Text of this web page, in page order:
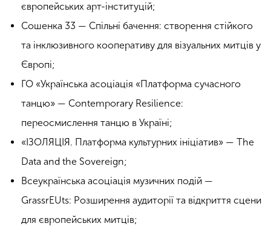
європейських арт-інституцій;
Сошенка 33 — Спільні бачення: створення стійкого
та інклюзивного кооперативу для візуальних митців у
Європі;
ГО «Українська асоціація «Платформа сучасного
танцю» — Contemporary Resilience:
переосмислення танцю в Україні;
«ІЗОЛЯЦІЯ. Платформа культурних ініціатив» — The
Data and the Sovereign;
Всеукраїнська асоціація музичних подій —
GrassrEUts: Розширення аудиторії та відкриття сцени
для європейських митців;